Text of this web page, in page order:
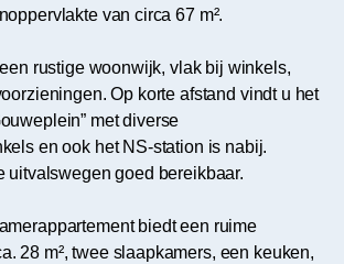
van circa 67 m².
rustige woonwijk, vlak bij winkels,
Op korte afstand vindt u het
met diverse
en ook het NS-station is nabij.
uitvalswegen goed bereikbaar.
biedt een ruime
28 m², twee slaapkamers, een keuken,